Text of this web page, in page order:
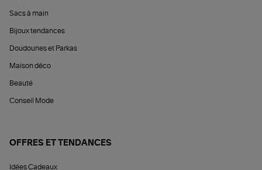
Sacs à main
Bijoux tendances
Doudounes et Parkas
Maison déco
Beauté
Conseil Mode
OFFRES ET TENDANCES
Idées Cadeaux